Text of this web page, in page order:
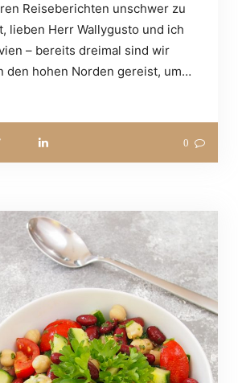
Reiseberichten unschwer zu
lieben Herr Wallygusto und ich
– bereits dreimal sind wir
den hohen Norden gereist, um…
0